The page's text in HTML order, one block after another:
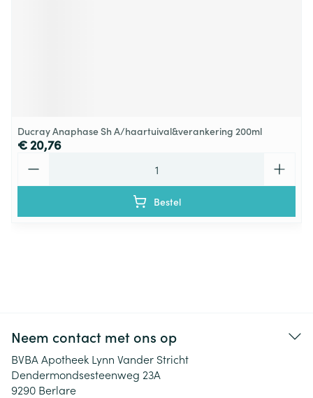
Ducray Anaphase Sh A/haartuival&verankering 200ml
€ 20,76
Bestel
Neem contact met ons op
BVBA Apotheek Lynn Vander Stricht
Dendermondsesteenweg 23A
9290 Berlare